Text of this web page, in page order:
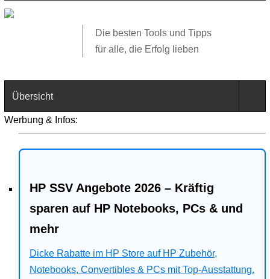
Die besten Tools und Tipps
für alle, die Erfolg lieben
Übersicht
Technik
Web
Business
Angebote
Werbung & Infos:
HP SSV Angebote 2026 – Kräftig
sparen auf HP Notebooks, PCs & und
mehr
Dicke Rabatte im HP Store auf HP Zubehör,
Notebooks, Convertibles & PCs mit Top-Ausstattung.